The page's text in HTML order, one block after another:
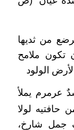
من ثديها
تكون ملامح
الولود
عرمرم يملأ
حافتيه لولا
جمل شارخ،